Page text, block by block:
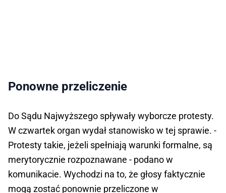
Ponowne przeliczenie
Do Sądu Najwyższego spływały wyborcze protesty.
W czwartek organ wydał stanowisko w tej sprawie. -
Protesty takie, jeżeli spełniają warunki formalne, są
merytorycznie rozpoznawane - podano w
komunikacie. Wychodzi na to, że głosy faktycznie
mogą zostać ponownie przeliczone w